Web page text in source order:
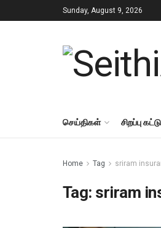
Sunday, August 9, 2026
செய்திகள் சிறப்பு
Home Tag sriram
Tag: sriram